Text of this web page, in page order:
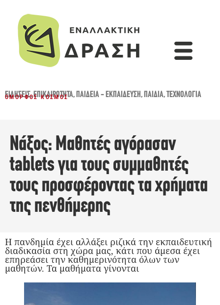
ΕΙΔΉΣΕΙΣ,ΕΠΙΚΑΙΡΌΤΗΤΑ,ΠΑΙΔΕΊΑ - ΕΚΠΑΊΔΕΥΣΗ,ΠΑΙΔΙΆ,ΤΕΧΝΟΛΟΓΊΑ
ΌΜΟΡΦΟΣ ΚΌΣΜΟΣ
Νάξος: Μαθητές αγόρασαν
tablets για τους συμμαθητές
τους προσφέροντας τα χρήματα
της πενθήμερης
Η πανδημία έχει αλλάξει ριζικά την εκπαιδευτική
διαδικασία στη χώρα μας, κάτι που άμεσα έχει
επηρεάσει την καθημερινότητα όλων των
μαθητών. Τα μαθήματα γίνονται